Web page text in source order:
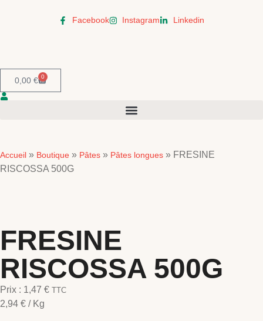
Facebook Instagram Linkedin
0,00 € 0
Accueil » Boutique » Pâtes » Pâtes longues » FRESINE
RISCOSSA 500G
FRESINE
RISCOSSA 500G
Prix : 1,47 € TTC
2,94 € / Kg